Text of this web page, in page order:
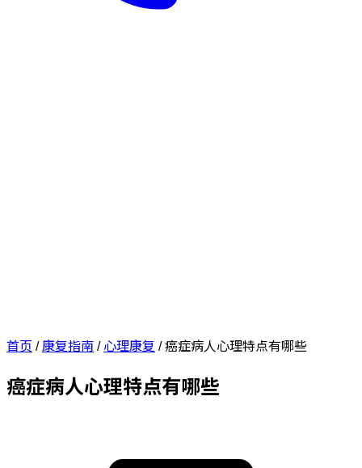
首页 /康复指南/ 心理康复 /癌症病人心理特点有哪些
癌症病人心理特点有哪些